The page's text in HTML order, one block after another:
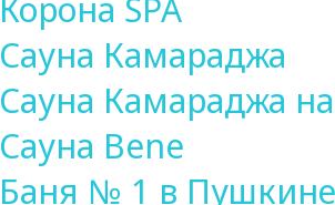
Корона SPA
Сауна Камараджа
Сауна Камараджа
Сауна Bene
Баня № 1 в Пушкине